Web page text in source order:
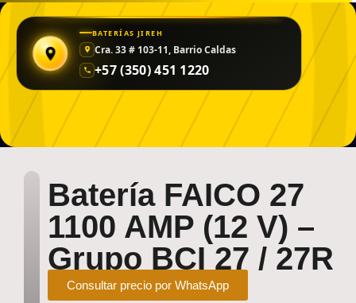
BATERÍAS JIREH
Cra. 33 # 103-11, Barrio Caldas
+57 (350) 451 1220
Batería FAICO 27
1100 AMP (12 V) –
Grupo BCI 27 / 27R
Precio de la BATERÍA:
Consultar precio por WhatsApp